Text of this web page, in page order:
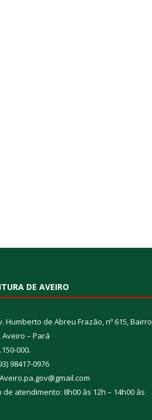
DE AVEIRO
Humberto de Abreu Frazão, nº 615, Bairro
Aveiro – Pará
000.
98417-0976
de atendimento: 8h00 às 12h – 14h00 às